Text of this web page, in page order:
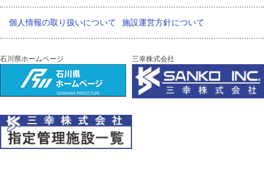
個人情報の取り扱いについて 施設運営方針について
石川県ホームページ 三幸株式会社